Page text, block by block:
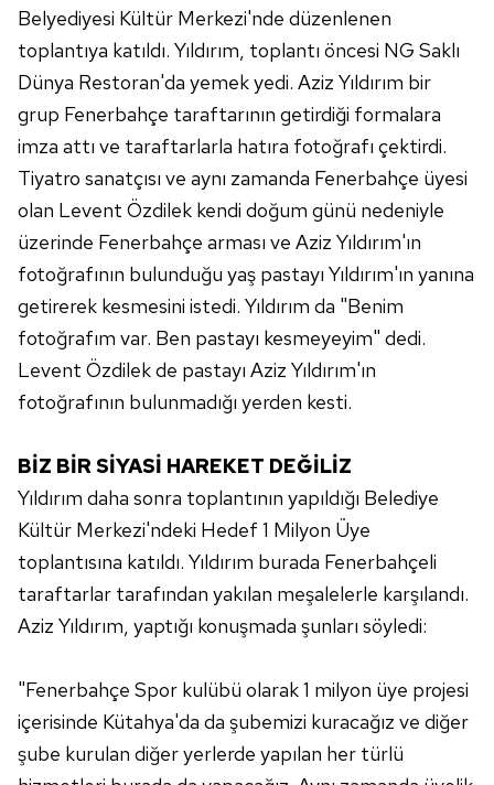
Belyediyesi Kültür Merkezi'nde düzenlenen
toplantıya katıldı. Yıldırım, toplantı öncesi NG Saklı
Dünya Restoran'da yemek yedi. Aziz Yıldırım bir
grup Fenerbahçe taraftarının getirdiği formalara
imza attı ve taraftarlarla hatıra fotoğrafı çektirdi.
Tiyatro sanatçısı ve aynı zamanda Fenerbahçe üyesi
olan Levent Özdilek kendi doğum günü nedeniyle
üzerinde Fenerbahçe arması ve Aziz Yıldırım'ın
fotoğrafının bulunduğu yaş pastayı Yıldırım'ın yanına
getirerek kesmesini istedi. Yıldırım da "Benim
fotoğrafım var. Ben pastayı kesmeyeyim" dedi.
Levent Özdilek de pastayı Aziz Yıldırım'ın
fotoğrafının bulunmadığı yerden kesti.
BİZ BİR SİYASİ HAREKET DEĞİLİZ
Yıldırım daha sonra toplantının yapıldığı Belediye
Kültür Merkezi'ndeki Hedef 1 Milyon Üye
toplantısına katıldı. Yıldırım burada Fenerbahçeli
taraftarlar tarafından yakılan meşalelerle karşılandı.
Aziz Yıldırım, yaptığı konuşmada şunları söyledi:
"Fenerbahçe Spor kulübü olarak 1 milyon üye projesi
içerisinde Kütahya'da da şubemizi kuracağız ve diğer
şube kurulan diğer yerlerde yapılan her türlü